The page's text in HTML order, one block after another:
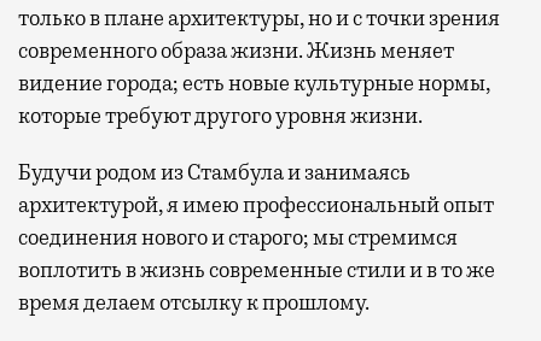
только в плане архитектуры, но и с точки зрения
современного образа жизни. Жизнь меняет
видение города; есть новые культурные нормы,
которые требуют другого уровня жизни.
Будучи родом из Стамбула и занимаясь
архитектурой, я имею профессиональный опыт
соединения нового и старого; мы стремимся
воплотить в жизнь современные стили и в то же
время делаем отсылку к прошлому.